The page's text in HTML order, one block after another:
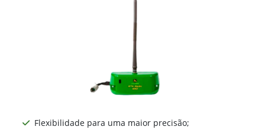
Flexibilidade para uma maior precisão;